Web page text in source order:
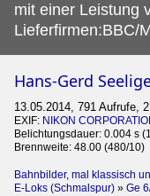
mit einer Leistung
Lieferfirmen:BBC/
Hans-Gerd
13.05.2014, 791 Aufrufe,
EXIF: NIKON
Belichtungsdauer: 0.004 s
Brennweite: 48.00 (480/10)
Bahnbilder, mal klassisch
E-Loks (Schmalspur) » Ge